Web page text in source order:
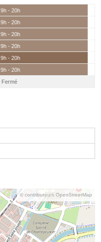
9h - 20h
9h - 20h
9h - 20h
9h - 20h
9h - 20h
9h - 20h
Fermé
© contributeurs OpenStreetMap